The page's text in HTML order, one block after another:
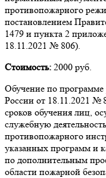
противопожарного
постановлением
1479 и пункта 2
18.11.2021 № 806).
Стоимость: 2000 руб.
Обучение по
России от 18.11.2021 №
сроков обучения лиц,
служебную
противопожарного
указанных программ и
по дополнительным
области пожарной